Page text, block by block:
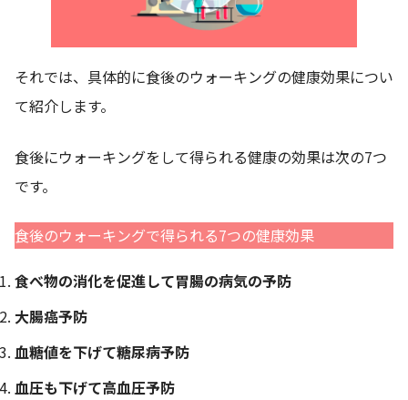
それでは、具体的に食後のウォーキングの健康効果につい
て紹介します。
食後にウォーキングをして得られる健康の効果は次の7つ
です。
食後のウォーキングで得られる7つの健康効果
食べ物の消化を促進して胃腸の病気の予防
大腸癌予防
血糖値を下げて糖尿病予防
血圧も下げて高血圧予防